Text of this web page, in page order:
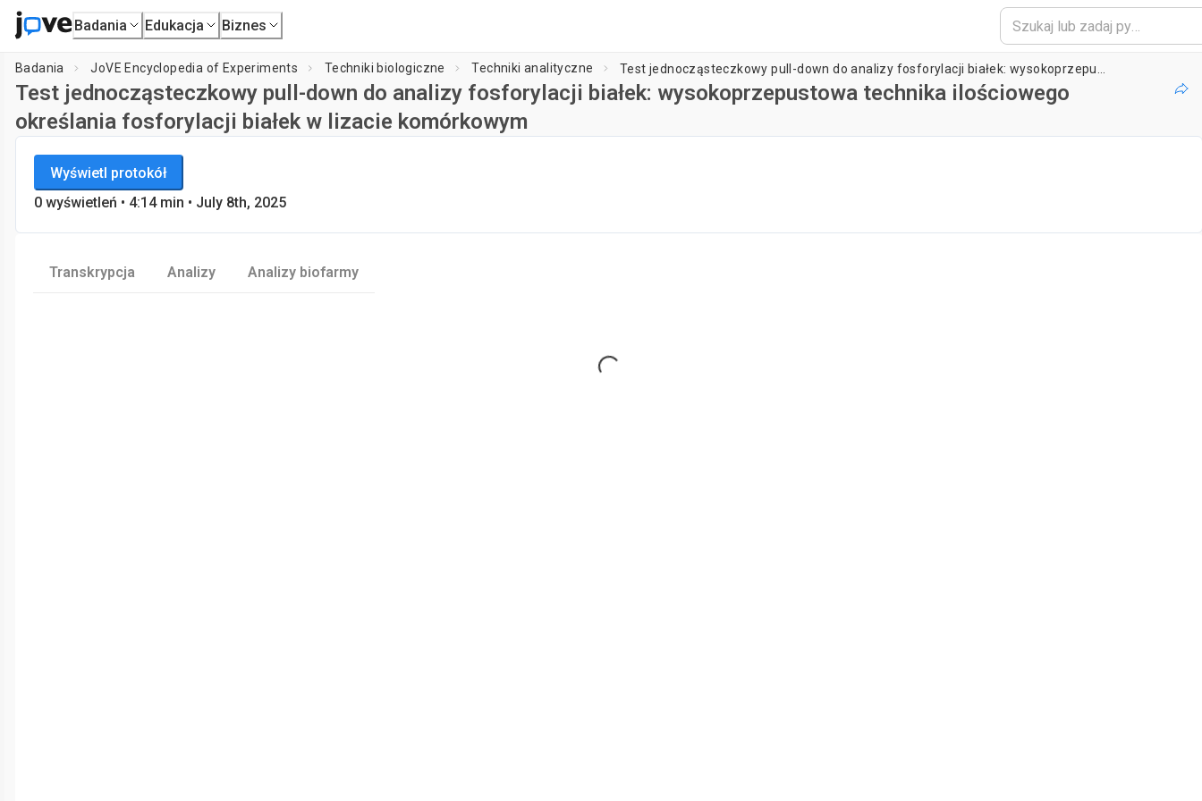
Badania Edukacja Biznes
Badania JoVE Encyclopedia of Experiments Techniki biologiczne Techniki analityczne
Test jednocząsteczkowy pull-down do analizy fosforylacji białek: wysokoprzepustowa technika ilościowego
określania fosforylacji białek w lizacie komórkowym
JoVE Encyclopedia of Experiments
Techniki biologiczne
Wyświetl protokół
0 wyświetleń • 4:14 min • July 8th, 2025
Transkrypcja Analizy Analizy biofarmy
Loading...